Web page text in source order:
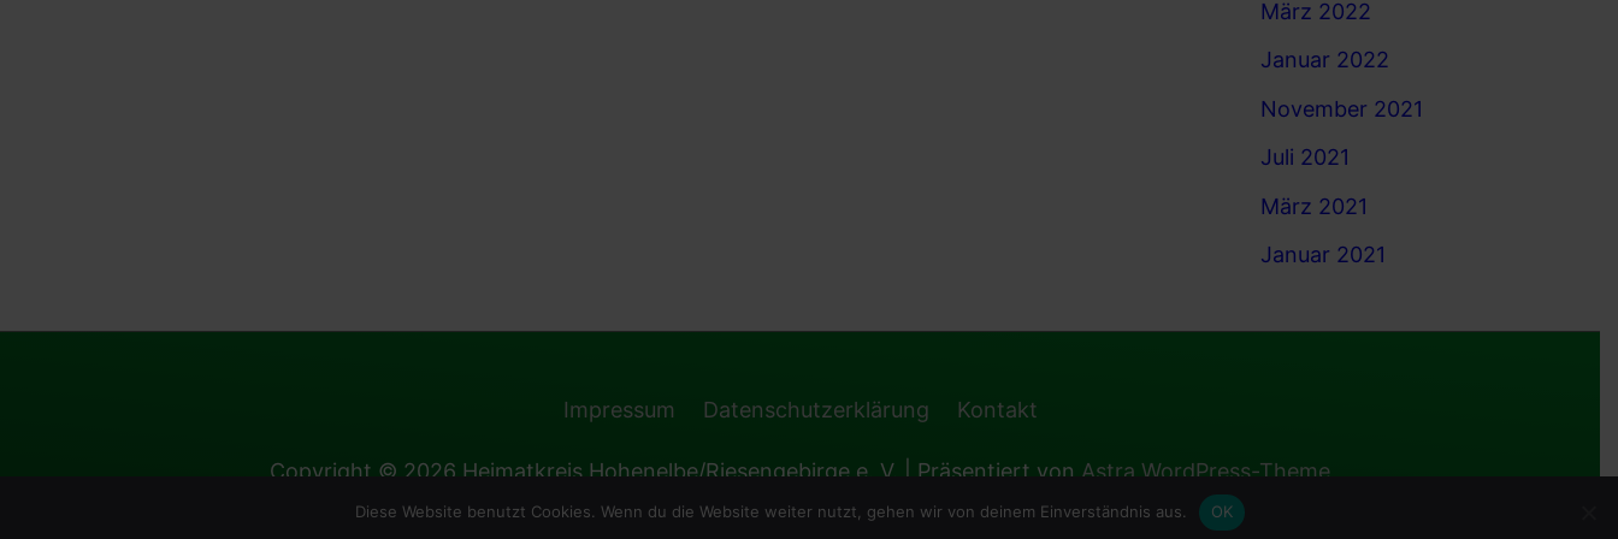
März 2022
Januar 2022
November 2021
Juli 2021
März 2021
Januar 2021
Impressum Datenschutzerklärung Kontakt
Copyright © 2026 Heimatkreis Hohenelbe/Riesengebirge e. V. | Präsentiert von Astra WordPress-Theme
Diese Website benutzt Cookies. Wenn du die Website weiter nutzt, gehen wir von deinem Einverständnis aus. OK